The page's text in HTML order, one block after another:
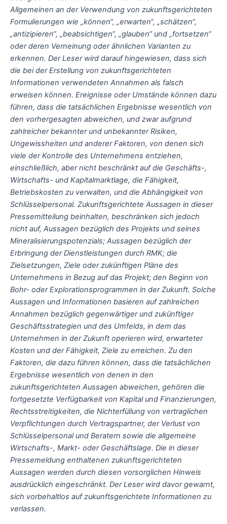
Allgemeinen an der Verwendung von zukunftsgerichteten
Formulierungen wie „können“, „erwarten“, „schätzen“,
„antizipieren“, „beabsichtigen“, „glauben“ und „fortsetzen“
oder deren Verneinung oder ähnlichen Varianten zu
erkennen. Der Leser wird darauf hingewiesen, dass sich
die bei der Erstellung von zukunftsgerichteten
Informationen verwendeten Annahmen als falsch
erweisen können. Ereignisse oder Umstände können dazu
führen, dass die tatsächlichen Ergebnisse wesentlich von
den vorhergesagten abweichen, und zwar aufgrund
zahlreicher bekannter und unbekannter Risiken,
Ungewissheiten und anderer Faktoren, von denen sich
viele der Kontrolle des Unternehmens entziehen,
einschließlich, aber nicht beschränkt auf die Geschäfts-,
Wirtschafts- und Kapitalmarktlage, die Fähigkeit,
Betriebskosten zu verwalten, und die Abhängigkeit von
Schlüsselpersonal. Zukunftsgerichtete Aussagen in dieser
Pressemitteilung beinhalten, beschränken sich jedoch
nicht auf, Aussagen bezüglich des Projekts und seines
Mineralisierungspotenzials; Aussagen bezüglich der
Erbringung der Dienstleistungen durch RMK; die
Zielsetzungen, Ziele oder zukünftigen Pläne des
Unternehmens in Bezug auf das Projekt; den Beginn von
Bohr- oder Explorationsprogrammen in der Zukunft. Solche
Aussagen und Informationen basieren auf zahlreichen
Annahmen bezüglich gegenwärtiger und zukünftiger
Geschäftsstrategien und des Umfelds, in dem das
Unternehmen in der Zukunft operieren wird, erwarteter
Kosten und der Fähigkeit, Ziele zu erreichen. Zu den
Faktoren, die dazu führen können, dass die tatsächlichen
Ergebnisse wesentlich von denen in den
zukunftsgerichteten Aussagen abweichen, gehören die
fortgesetzte Verfügbarkeit von Kapital und Finanzierungen,
Rechtsstreitigkeiten, die Nichterfüllung von vertraglichen
Verpflichtungen durch Vertragspartner, der Verlust von
Schlüsselpersonal und Beratern sowie die allgemeine
Wirtschafts-, Markt- oder Geschäftslage. Die in dieser
Pressemeldung enthaltenen zukunftsgerichteten
Aussagen werden durch diesen vorsorglichen Hinweis
ausdrücklich eingeschränkt. Der Leser wird davor gewarnt,
sich vorbehaltlos auf zukunftsgerichtete Informationen zu
verlassen.